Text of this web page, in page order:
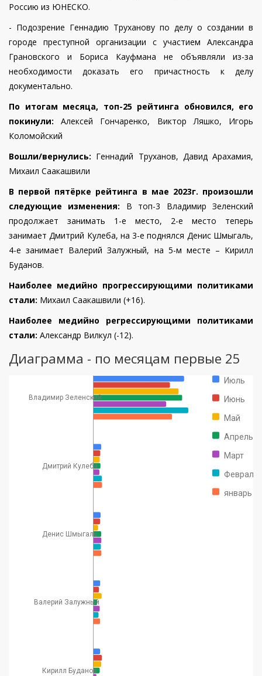
Россию из ЮНЕСКО.
- Подозрение Геннадию Труханову по делу о создании в
городе преступной организации с участием Александра
Грановского и Бориса Кауфмана не объявляли из-за
необходимости доказать его причастность к делу
документально.
По итогам месяца, топ-25 рейтинга обновился, его
покинули: Алексей Гончаренко, Виктор Ляшко, Игорь
Коломойский
Вошли/вернулись: Геннадий Труханов, Давид Арахамия,
Михаил Саакашвили
В первой пятёрке рейтинга в мае 2023г. произошли
следующие изменения: В топ-3 Владимир Зеленский
продолжает занимать 1-е место, 2-е место теперь
занимает Дмитрий Кулеба, на 3-е поднялся Денис Шмыгаль,
4-е занимает Валерий Залужный, на 5-м месте – Кирилл
Буданов.
Наиболее медийно прогрессирующими политиками
стали: Михаил Саакашвили (+16).
Наиболее медийно регрессирующими политиками
стали: Александр Вилкул (-12).
Диаграмма - по месяцам первые 25
Июль
Июнь
Май
Апрель
Март
Февраль
январь
Владимир Зеленский
Дмитрий Кулеба
Денис Шмыгаль
Валерий Залужный
Кирилл Буданов